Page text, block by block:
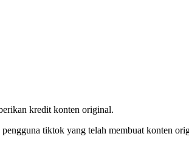
kredit konten original.
tiktok yang telah membuat konten